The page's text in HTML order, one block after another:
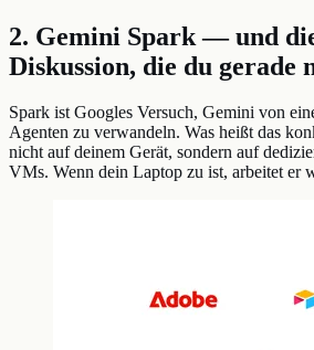
2. Gemini Spark — und
Diskussion, die du gerade
Spark ist Googles Versuch, Gemini von
Agenten zu verwandeln. Was heißt das
nicht auf deinem Gerät, sondern auf
VMs. Wenn dein Laptop zu ist, arbeitet er